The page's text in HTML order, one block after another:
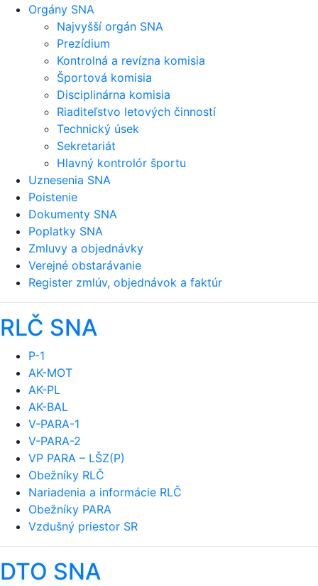
Orgány SNA
Najvyšší orgán SNA
Prezídium
Kontrolná a revízna komisia
Športová komisia
Disciplinárna komisia
Riaditeľstvo letových činností
Technický úsek
Sekretariát
Hlavný kontrolór športu
Uznesenia SNA
Poistenie
Dokumenty SNA
Poplatky SNA
Zmluvy a objednávky
Verejné obstarávanie
Register zmlúv, objednávok a faktúr
RLČ SNA
P-1
AK-MOT
AK-PL
AK-BAL
V-PARA-1
V-PARA-2
VP PARA – LŠZ(P)
Obežníky RLČ
Nariadenia a informácie RLČ
Obežníky PARA
Vzdušný priestor SR
DTO SNA